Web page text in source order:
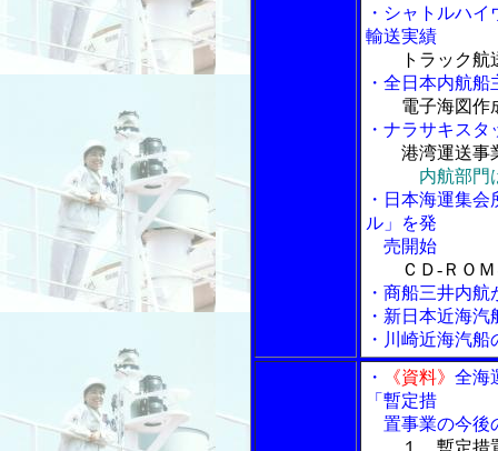
・シャトルハ
輸送実績
トラック
・全日本内航
電子海図作
・ナラサキス
港湾運送事
内航部門
・日本海運集
ル」を発
売開始
ＣＤ-ＲＯ
・商船三井内
・新日本近海
・川崎近海汽
・ 《資料》 全海
「暫定措
置事業の今後
１ 暫定措